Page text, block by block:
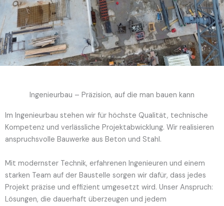
Ingenieurbau – Präzision, auf die man bauen kann
Im Ingenieurbau stehen wir für höchste Qualität, technische
Kompetenz und verlässliche Projektabwicklung. Wir realisieren
anspruchsvolle Bauwerke aus Beton und Stahl.
Mit modernster Technik, erfahrenen Ingenieuren und einem
starken Team auf der Baustelle sorgen wir dafür, dass jedes
Projekt präzise und effizient umgesetzt wird. Unser Anspruch:
Lösungen, die dauerhaft überzeugen und jedem